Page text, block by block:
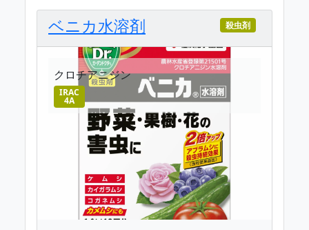
ベニカ水溶剤 殺虫剤
クロチアニジン
IRAC
4A